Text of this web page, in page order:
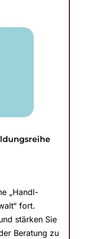
„Handl­
fort.
stärken Sie
Beratung zu